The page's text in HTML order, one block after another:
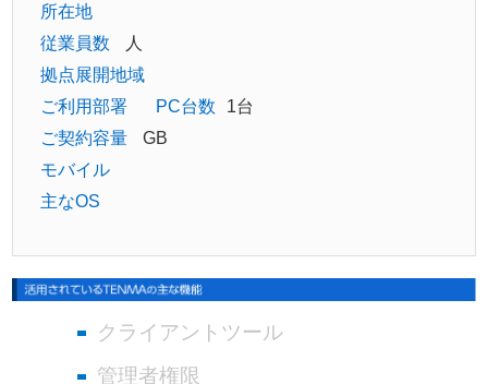
所在地
従業員数
人
拠点展開地域
ご利用部署
PC台数
1台
ご契約容量
GB
モバイル
主なOS
クライアントツール
管理者権限